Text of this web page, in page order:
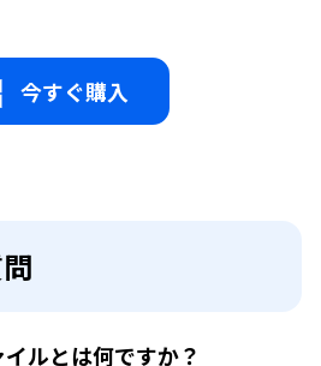
今すぐ購入
ルとは何ですか？